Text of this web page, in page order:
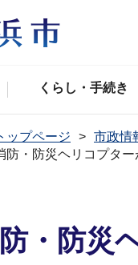
くらし・手続き
ップページ 市政情
防・防災ヘリコプタ
・防災